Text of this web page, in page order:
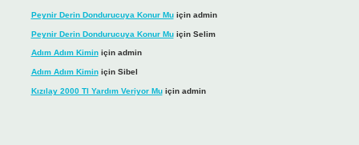
Peynir Derin Dondurucuya Konur Muiçin admin
Peynir Derin Dondurucuya Konur Muiçin Selim
Adım Adım Kiminiçin admin
Adım Adım Kiminiçin Sibel
Kızılay 2000 Tl Yardım Veriyor Muiçin admin